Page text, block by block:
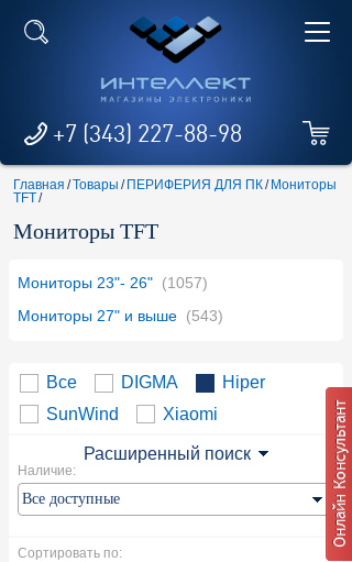
+7 (343) 227-88-98
Главная /Товары / ПЕРИФЕРИЯ ДЛЯ ПК/ Мониторы
TFT/
Мониторы TFT
Мониторы 23"- 26" (1057)
Мониторы 27" и выше (543)
Все DIGMA
Hiper
SunWind
Xiaomi
Расширенный поиск
Наличие:
Сортировать по: